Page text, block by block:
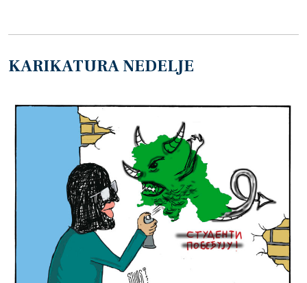
KARIKATURA NEDELJE